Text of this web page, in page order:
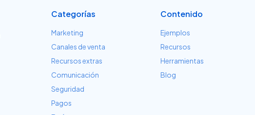
Categorías
Marketing
Canales de venta
Recursos extras
Comunicación
Seguridad
Pagos
Contenido
Ejemplos
Recursos
Herramientas
Blog